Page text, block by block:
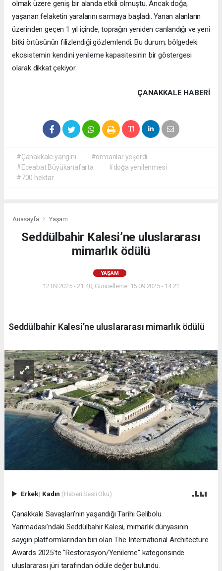
olmak üzere geniş bir alanda etkili olmuştu. Ancak doğa,
yaşanan felaketin yaralarını sarmaya başladı. Yanan alanların
üzerinden geçen 1 yıl içinde, toprağın yeniden canlandığı ve yeni
bitki örtüsünün filizlendiği gözlemlendi. Bu durum, bölgedeki
ekosistemin kendini yenileme kapasitesinin bir göstergesi
olarak dikkat çekiyor.
ÇANAKKALE HABERİ
#Çanakkale yangını
#ormanlar yeşerdi
#Eceabat Büyükanafarta
#doğa yenilenmesi
#700 hektar
Anasayfa Yaşam
Seddülbahir Kalesi’ne uluslararası
mimarlık ödülü
YAŞAM
12.09.2025 - 21:40, Güncelleme: 15.09.2025 - 14:21
Seddülbahir Kalesi’ne uluslararası mimarlık ödülü
Erkek| Kadın (Haberi Sesli Oku)
Çanakkale Savaşları’nın yaşandığı Tarihi Gelibolu
Yarımadası’ndaki Seddülbahir Kalesi, mimarlık dünyasının
saygın platformlarından biri olan The International Architecture
Awards 2025’te "Restorasyon/Yenileme" kategorisinde
uluslararası jüri tarafından ödüle değer bulundu.